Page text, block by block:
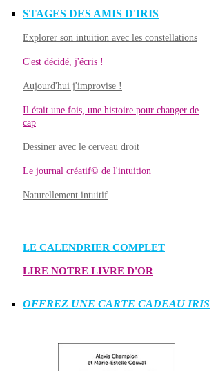
STAGES DES AMIS D'IRIS
Explorer son intuition avec les constellations
C'est décidé, j'écris !
Aujourd'hui j'improvise !
Il était une fois, une histoire pour changer de
cap
Dessiner avec le cerveau droit
Le journal créatif© de l'intuition
Naturellement intuitif
LE CALENDRIER COMPLET
LIRE NOTRE LIVRE D'OR
OFFREZ UNE CARTE CADEAU IRIS